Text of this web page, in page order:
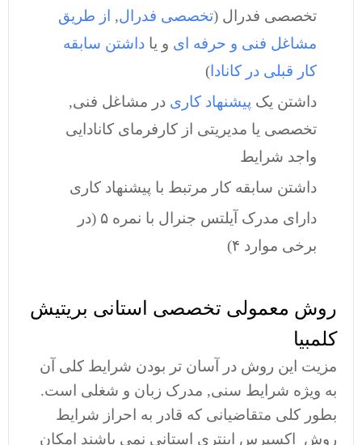
تخصصی فدرال (تخصصی فدرال, از طریق
مشاغل فنی و حرفه ای و یا داشتن سابقه
کار قبلی در کانادا )
داشتن یک پیشنهاد کاری در مشاغل فنی,
تخصصی یا مدیریتی از کارفرمای کانادایی
واجد شرایط
داشتن سابقه کار مرتبط با پیشنهاد کاری
دارای مدرک آیلتس جنرال با نمره ۵ (در
برخی موارد ۴)
روش معمولی تخصصی استانی بریتیش
کلمبیا
مزیت این روش در آسان تر بودن شرایط کلی آن
به ویژه شرایط سنی, مدرک زبان و شغلی است.
بطور کلی متقاضیانی که قادر به احراز شرایط
روش اکسپرس اینتری استانی نمی باشند امکان